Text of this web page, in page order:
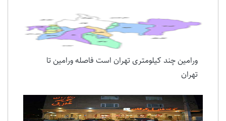
ورامین چند کیلومتری تهران است فاصله ورامین تا
تهران